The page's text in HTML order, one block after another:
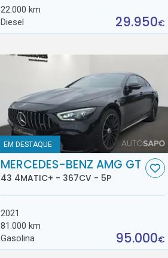
22.000 km
Diesel
29.950€
EM DESTAQUE
MERCEDES-BENZ AMG GT
43 4MATIC+ - 367CV - 5P
2021
81.000 km
Gasolina
95.000€